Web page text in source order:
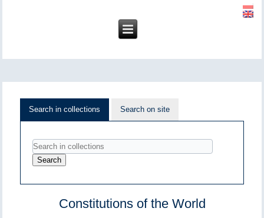
Search in collections Search on site
Constitutions of the World